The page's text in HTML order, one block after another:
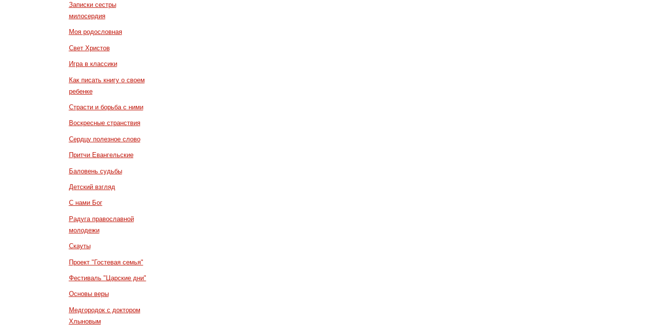
Записки сестры
милосердия
Моя родословная
Свет Христов
Игра в классики
Как писать книгу о своем
ребенке
Страсти и борьба с ними
Воскресные странствия
Сердцу полезное слово
Притчи Евангельские
Баловень судьбы
Детский взгляд
С нами Бог
Радуга православной
молодежи
Скауты
Проект "Гостевая семья"
Фестиваль "Царские дни"
Основы веры
Медгородок с доктором
Хлыновым